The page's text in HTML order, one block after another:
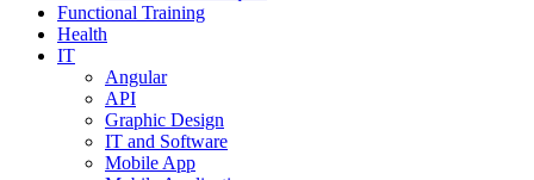
Functional Training
Health
IT
Angular
API
Graphic Design
IT and Software
Mobile App